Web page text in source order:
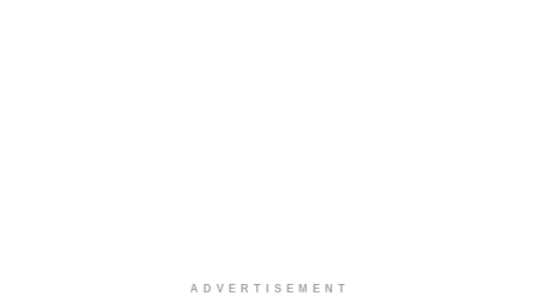
ADVERTISEMENT